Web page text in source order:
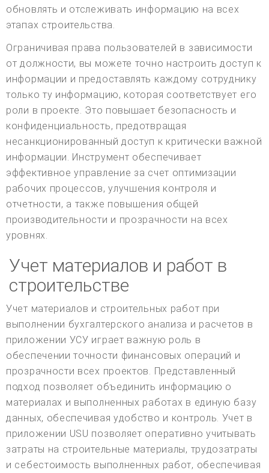
обновлять и отслеживать информацию на всех
этапах строительства.
Ограничивая права пользователей в зависимости
от должности, вы можете точно настроить доступ к
информации и предоставлять каждому сотруднику
только ту информацию, которая соответствует его
роли в проекте. Это повышает безопасность и
конфиденциальность, предотвращая
несанкционированный доступ к критически важной
информации. Инструмент обеспечивает
эффективное управление за счет оптимизации
рабочих процессов, улучшения контроля и
отчетности, а также повышения общей
производительности и прозрачности на всех
уровнях.
Учет материалов и работ в
строительстве
Учет материалов и строительных работ при
выполнении бухгалтерского анализа и расчетов в
приложении УСУ играет важную роль в
обеспечении точности финансовых операций и
прозрачности всех проектов. Представленный
подход позволяет объединить информацию о
материалах и выполненных работах в единую базу
данных, обеспечивая удобство и контроль. Учет в
приложении USU позволяет оперативно учитывать
затраты на строительные материалы, трудозатраты
и себестоимость выполненных работ, обеспечивая